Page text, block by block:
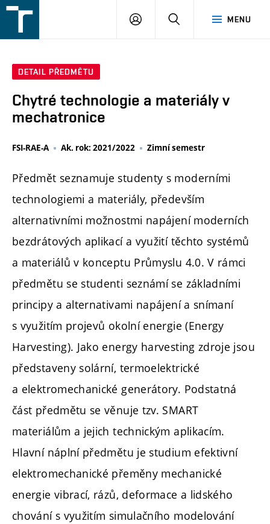
v
MENU
PŘIHLÁŠENÍ
DETAIL PŘEDMĚTU
Chytré technologie a materiály v
mechatronice
FSI-RAE-A Ak. rok: 2021/2022 Zimní semestr
Předmět seznamuje studenty s moderními
technologiemi a materiály, především
alternativními možnostmi napájení moderních
bezdrátových aplikací a využití těchto systémů
a materiálů v konceptu Průmyslu 4.0. V rámci
předmětu se studenti seznámí se základními
principy a alternativami napájení a snímaní
s využitím projevů okolní energie (Energy
Harvesting). Jako energy harvesting zdroje jsou
představeny solární, termoelektrické
a elektromechanické generátory. Podstatná
část předmětu se věnuje tzv. SMART
materiálům a jejich technickým aplikacím.
Hlavní náplní předmětu je studium efektivní
elektromechanické přeměny mechanické
energie vibrací, rázů, deformace a lidského
chování s využitím simulačního modelování